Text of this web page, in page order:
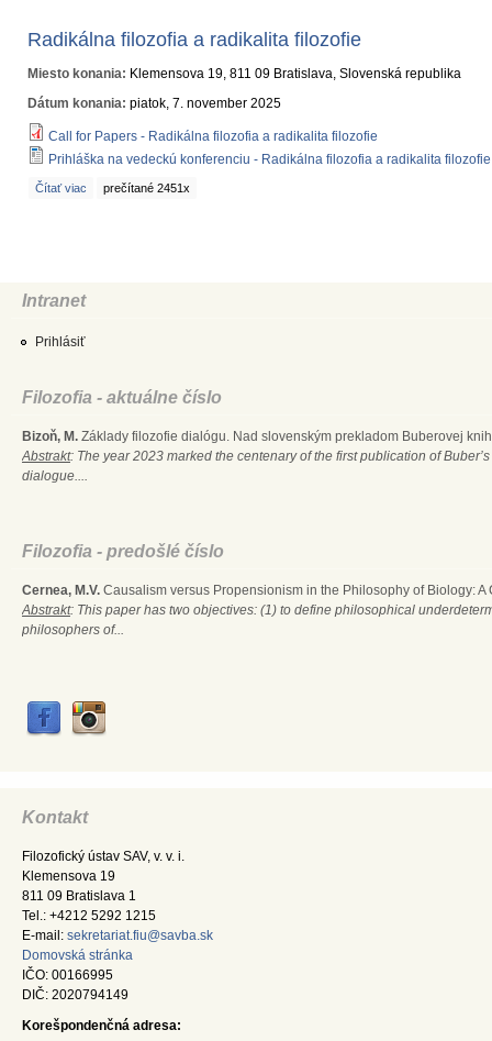
Radikálna filozofia a radikalita filozofie
Miesto konania: Klemensova 19, 811 09 Bratislava, Slovenská republika
Dátum konania: piatok, 7. november 2025
Call for Papers - Radikálna filozofia a radikalita filozofie
Prihláška na vedeckú konferenciu - Radikálna filozofia a radikalita filozofie
Čítať viac o Radikálna filozofia a radikalita filozofie
prečítané 2451x
Intranet
Prihlásiť
Filozofia - aktuálne číslo
Bizoň, M. Základy filozofie dialógu. Nad slovenským prekladom Buberovej
Abstrakt: The year 2023 marked the centenary of the first publication of
dialogue....
Filozofia - predošlé číslo
Cernea, M.V. Causalism versus Propensionism in the Philosophy of Biology:
Abstrakt: This paper has two objectives: (1) to define philosophical
philosophers of...
Kontakt
Filozofický ústav SAV, v. v. i.
Klemensova 19
811 09 Bratislava 1
Tel.: +4212 5292 1215
E-mail: sekretariat.fiu@savba.sk
Domovská stránka
IČO: 00166995
DIČ: 2020794149
Korešpondenčná adresa: